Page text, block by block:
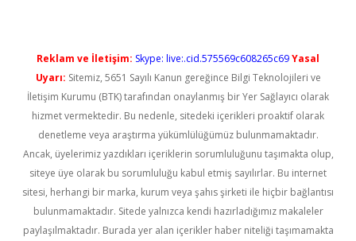
Reklam ve İletişim: Skype: live:.cid.575569c608265c69Yasal
Uyarı: Sitemiz, 5651 Sayılı Kanun gereğince Bilgi Teknolojileri ve
İletişim Kurumu (BTK) tarafından onaylanmış bir Yer Sağlayıcı olarak
hizmet vermektedir. Bu nedenle, sitedeki içerikleri proaktif olarak
denetleme veya araştırma yükümlülüğümüz bulunmamaktadır.
Ancak, üyelerimiz yazdıkları içeriklerin sorumluluğunu taşımakta olup,
siteye üye olarak bu sorumluluğu kabul etmiş sayılırlar. Bu internet
sitesi, herhangi bir marka, kurum veya şahıs şirketi ile hiçbir bağlantısı
bulunmamaktadır. Sitede yalnızca kendi hazırladığımız makaleler
paylaşılmaktadır. Burada yer alan içerikler haber niteliği taşımamakta